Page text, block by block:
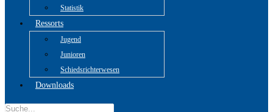
Statistik
Ressorts
Jugend
Junioren
Schiedsrichterwesen
Downloads